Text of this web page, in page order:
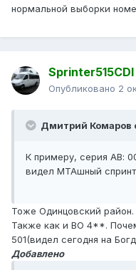
нормальной выборки
Sprinter515CDI
Опубликовано 2
Дмитрий Комаров
К примеру, серия АВ:
видел МТАшный
Тоже Одинцовский район.
Также как и ВО 4**.
501(видел сегодня на
Добавлено